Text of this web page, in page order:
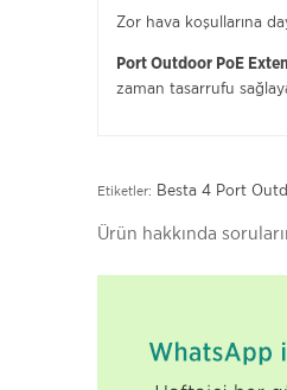
Zor hava koşullarına
Port Outdoor PoE
zaman tasarrufu
Etiketler: Besta 4 Port
Ürün hakkında